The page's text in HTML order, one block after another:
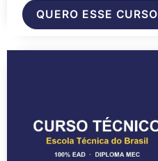
QUERO ESSE CURSO